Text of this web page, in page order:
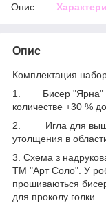
Опис
Опис
Комплектация
1. Бисер "Ярна"
количестве +30 %
2. Игла для
утолщения в
3. Схема з
ТМ "Арт Соло". У
прошиваються
для проколу голки.